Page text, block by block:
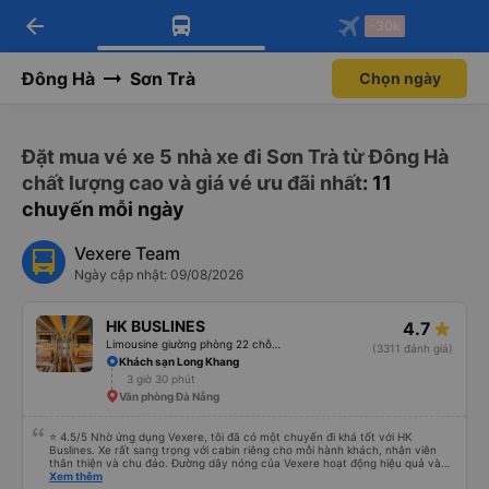
Tải app Vexere ngay!
Nhận ưu đãi thành viên độc
Mở app
Tải app Vexere
-30k/ghế khi đặt vé máy bay qua
Mở app
arrow_back -30k
Đông Hà Sơn Trà Chọn ngày
Đặt mua vé xe 5 nhà xe đi Sơn Trà từ Đông Hà
chất lượng cao và giá vé ưu đãi nhất: 11
chuyến mỗi ngày
Vexere Team
Ngày cập nhật: 09/08/2026
HK BUSLINES 4.7
(3311 đánh giá)
Khách sạn Long Khang
3 giờ 30 phút
Văn phòng Đà Nẵng
⭐ 4.5/5 Nhờ ứng dụng Vexere, tôi đã có một chuyến đi khá tốt với HK
Buslines. Xe rất sang trọng với cabin riêng cho mỗi hành khách, nhân viên
thân thiện và chu đáo. Đường dây nóng của Vexere hoạt động hiệu quả và
thể hiện trách nhiệm với khách hàng. Nhược điểm: -0.5 sao vì quy trình đặt
Xem thêm